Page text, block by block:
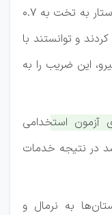
برگزاری آزمون‌های استخدامی، ضریب پرستار به تخت به ۰.۷
و توانستند با
این ضریب را به
آزمون استخدامی
ضریب به بالای ۰.۸ تا ۰.۹ برسد در نتیجه خدمات
به نرمال و